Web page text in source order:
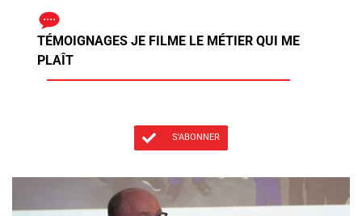
TÉMOIGNAGES JE FILME LE MÉTIER QUI ME
PLAÎT
S'ABONNER